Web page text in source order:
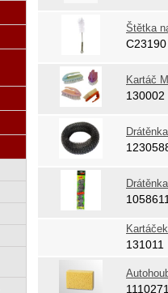
Štětka
C23190
Kartáč
130002
131011